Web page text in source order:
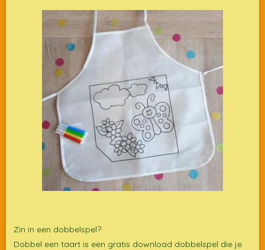
Zin in een dobbelspel?
Dobbel een taart is een gratis download dobbelspel die je